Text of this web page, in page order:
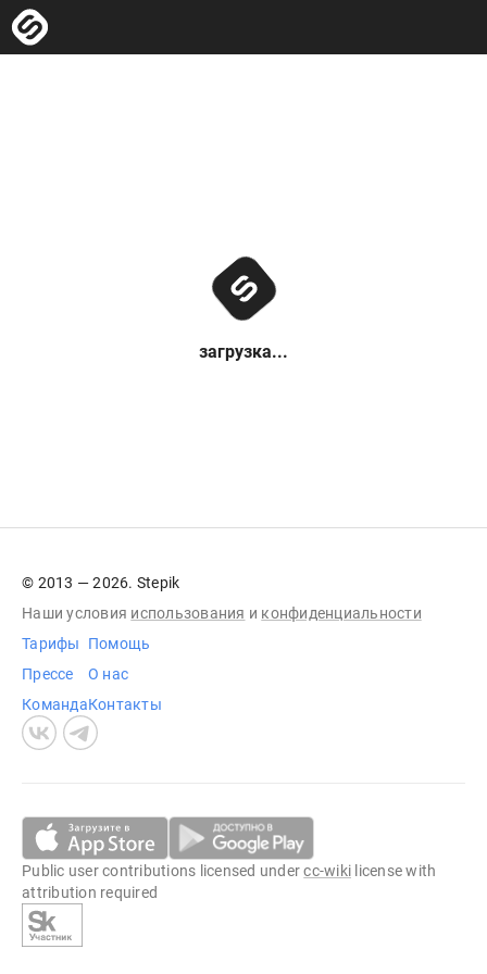
загрузка...
© 2013 — 2026. Stepik
Наши условия использования и конфиденциальности
Тарифы
Прессе
Команда
Помощь
О нас
Контакты
Public user contributions licensed undercc-wiki license with
attribution required